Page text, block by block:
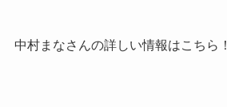
中村まなさんの詳しい情報はこちら！